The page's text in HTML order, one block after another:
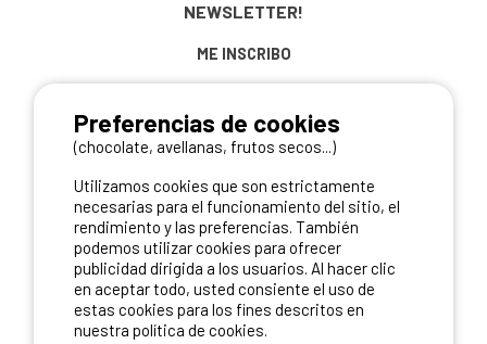
NEWSLETTER!
ME INSCRIBO
NUESTROS PARTNERS
Preferencias de cookies
(chocolate, avellanas, frutos secos...)
Utilizamos cookies que son estrictamente
necesarias para el funcionamiento del sitio, el
rendimiento y las preferencias. También
podemos utilizar cookies para ofrecer
publicidad dirigida a los usuarios. Al hacer clic
en aceptar todo, usted consiente el uso de
estas cookies para los fines descritos en
nuestra política de cookies.